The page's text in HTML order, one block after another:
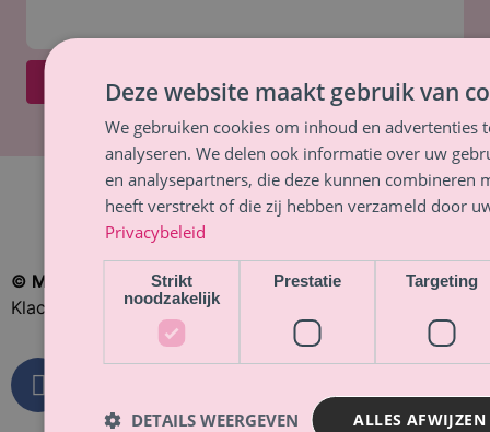
Verstuur
© Majella Lammers| Privacybeleid–Cookie-beleid–
Klachten
Brancheverenigingen
Deze website maakt gebruik van
We gebruiken cookies om inhoud en advertenties
analyseren. We delen ook informatie over uw
en analysepartners, die deze kunnen combineren
heeft verstrekt of die zij hebben verzameld door
Privacybeleid
Strikt
noodzakelijk
Prestatie Targeting
ALLES AFWIJZEN
DETAILS WEERGEVEN